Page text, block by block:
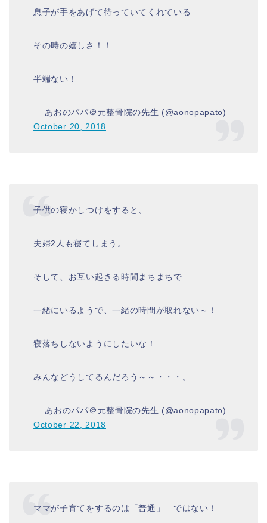
息子が手をあげて待っていてくれている
その時の嬉しさ！！
半端ない！
— あおのパパ＠元整骨院の先生 (@aonopapato)
October 20, 2018
子供の寝かしつけをすると、
夫婦2人も寝てしまう。
そして、お互い起きる時間まちまちで
一緒にいるようで、一緒の時間が取れない～！
寝落ちしないようにしたいな！
みんなどうしてるんだろう～～・・・。
— あおのパパ＠元整骨院の先生 (@aonopapato)
October 22, 2018
ママが子育てをするのは「普通」 ではない！